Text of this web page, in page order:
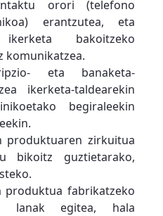
orori (telefono
erantzutea, eta
bakoitzeko
komunikatzea.
eta banaketa-
ikerketa-taldearekin
begiraleekin
produktuaren zirkuitua
bikoitz guztietarako,
produktua fabrikatzeko
lanak egitea, hala